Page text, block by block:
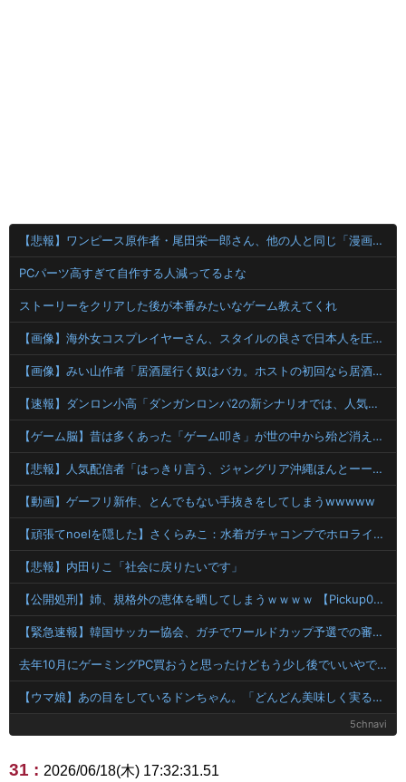
【悲報】ワンピース原作者・尾田栄一郎さん、他の人と同じ「漫画家」という肩書きに不満
PCパーツ高すぎて自作する人減ってるよな
ストーリーをクリアした後が本番みたいなゲーム教えてくれ
【画像】海外女コスプレイヤーさん、スタイルの良さで日本人を圧倒してしまう 【Pickup06072001】
【画像】みい山作者「居酒屋行く奴はバカ。ホストの初回なら居酒屋より安く飲めてイケメンにチヤホヤされる」
【速報】ダンロン小高「ダンガンロンパ2の新シナリオでは、人気キャラも殺していきますw」
【ゲーム脳】昔は多くあった「ゲーム叩き」が世の中から殆ど消えてしまった理由wwwwwwwwwwwwww
【悲報】人気配信者「はっきり言う、ジャングリア沖縄ほんとーーーーーーーーにおもんない！！！！」→炎上
【動画】ゲーフリ新作、とんでもない手抜きをしてしまうwwwww
【頑張てnoelを隠した】さくらみこ：水着ガチャコンプでホロライブドリームを掴み取れ！
【悲報】内田りこ「社会に戻りたいです」
【公開処刑】姉、規格外の恵体を晒してしまうｗｗｗｗ 【Pickup06072004】
【緊急速報】韓国サッカー協会、ガチでワールドカップ予選での審判への性接待がバレ大炎上大騒ぎに・・・・
去年10月にゲーミングPC買おうと思ったけどもう少し後でいいやで時期逃したらうなぎ登りに値上がりしていった
【ウマ娘】あの目をしているドンちゃん。「どんどん美味しく実る…♡」
5chnavi
31 : 2026/06/18(木) 17:32:31.51